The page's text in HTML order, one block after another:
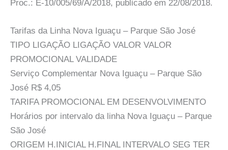
Proc.: E-10/005/69/A/2018, publicado em 22/08/2018.
Tarifas da Linha Nova Iguaçu – Parque São José
TIPO LIGAÇÃO LIGAÇÃO VALOR VALOR
PROMOCIONAL VALIDADE
Serviço Complementar Nova Iguaçu – Parque São
José R$ 4,05
TARIFA PROMOCIONAL EM DESENVOLVIMENTO
Horários por intervalo da linha Nova Iguaçu – Parque
São José
ORIGEM H.INICIAL H.FINAL INTERVALO SEG TER